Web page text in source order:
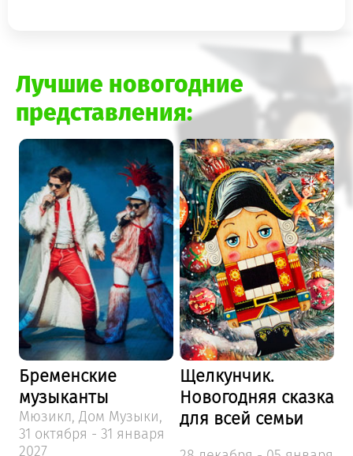
Лучшие новогодние
представления:
Бременские
музыканты
Мюзикл, Дом Музыки,
31 октября - 31 января
2027
Щелкунчик.
Новогодняя сказка
для всей семьи